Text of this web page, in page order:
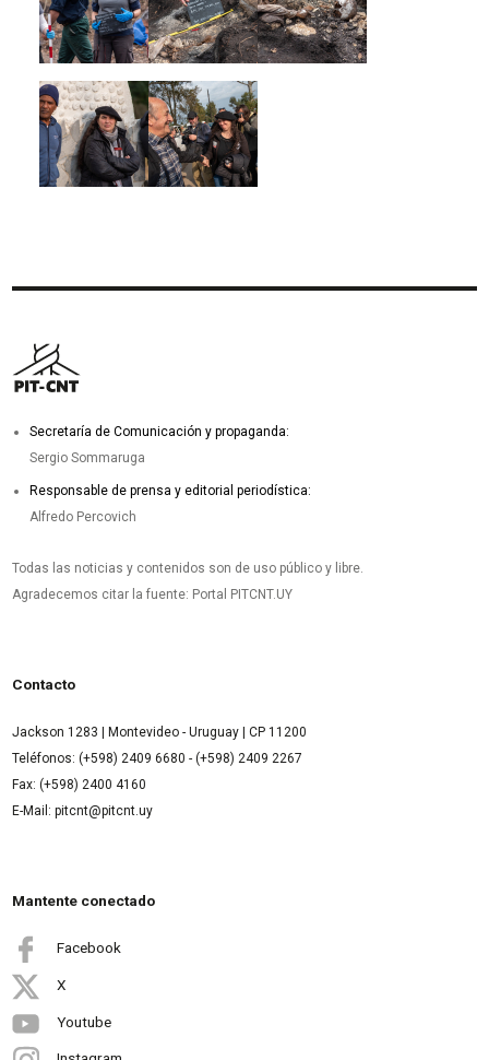
Imagen Imagen
Secretaría de Comunicación y propaganda:
Sergio Sommaruga
Responsable de prensa y editorial periodística:
Alfredo Percovich
Todas las noticias y contenidos son de uso público y libre.
Agradecemos citar la fuente: Portal PITCNT.UY
Contacto
Jackson 1283 | Montevideo - Uruguay | CP 11200
Teléfonos: (+598) 2409 6680 - (+598) 2409 2267
Fax: (+598) 2400 4160
E-Mail: pitcnt@pitcnt.uy
Mantente conectado
Facebook
X
Youtube